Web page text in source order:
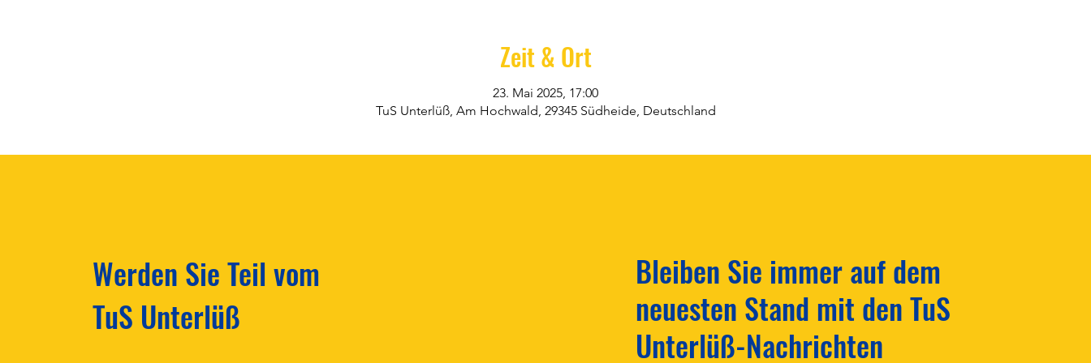
Zeit & Ort
23. Mai 2025, 17:00
TuS Unterlüß, Am Hochwald, 29345 Südheide, Deutschland
Werden Sie Teil vom
TuS Unterlüß
Bleiben Sie immer auf dem
neuesten Stand mit den TuS
Unterlüß-Nachrichten